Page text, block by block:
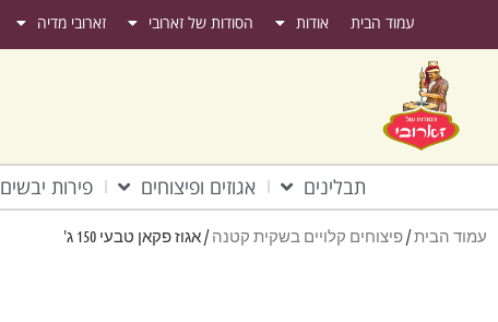
עמוד הבית אודות הסודות של זארובי זארובי מדיה
תבלינים אגוזים ופיצוחים פירות יבשים
עמוד הבית/פיצוחים קלויים בשקית קטנה/ אגוז פקאן טבעי 150 ג'